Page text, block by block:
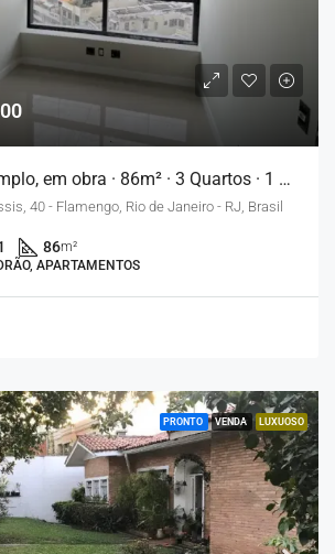
Apartamento amplo, em obra · 86m² · 3 Quartos · 1 Vaga – Flamengo
40 - Flamengo, Rio de Janeiro - RJ, Brasil
86m²
APARTAMENTOS
PRONTO VENDA LUXUOSO